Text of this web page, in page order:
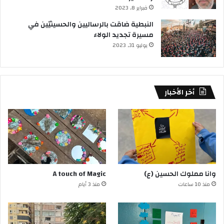
فبراير 8, 2023
النبطية ضاقت بالرساليين والحسينيّين في
مسيرة تجديد الولاء
يوليو 31, 2023
أخر الأخبار
وانا مملوك الحسين (ع)
منذ 10 ساعات
A touch of Magic
منذ 3 أيام